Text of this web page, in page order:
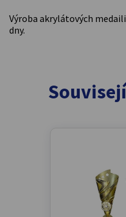
Výroba akrylátových
dny.